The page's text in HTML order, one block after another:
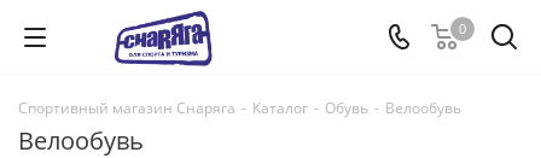
0
Спортивный магазин Снаряга - Каталог - Обувь - Велообувь
Велообувь